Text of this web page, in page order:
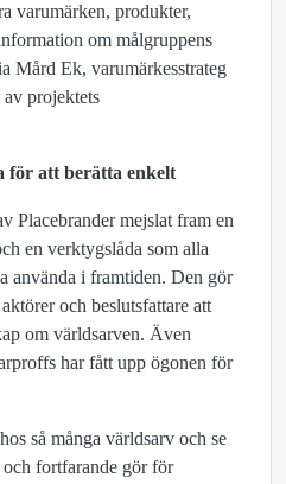
varumärken, produkter,
om målgruppens
Mård Ek, varumärkesstrateg
av projektets
för att berätta enkelt
Placebrander mejslat fram en
en verktygslåda som alla
använda i framtiden. Den gör
och beslutsfattare att
om världsarven. Även
har fått upp ögonen för
så många världsarv och se
fortfarande gör för